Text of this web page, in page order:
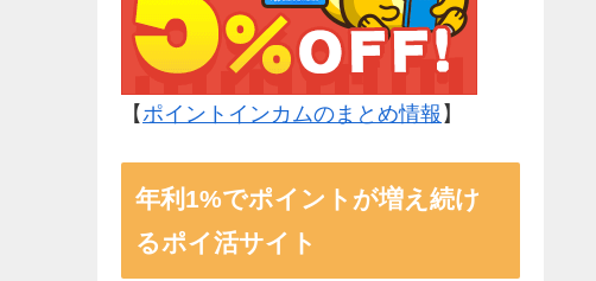
【 ポイントインカムのまとめ情報 】
年利1%でポイントが増え続け
るポイ活サイト